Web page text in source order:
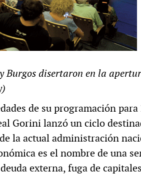
Burgos disertaron en la
de su programación
Gorini lanzó un ciclo
la actual administración
es el nombre de una
externa, fuga de